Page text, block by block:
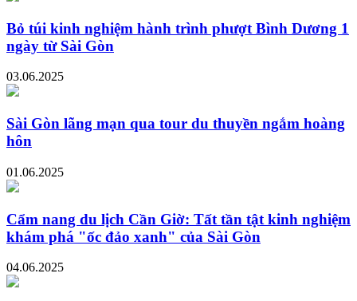
Bỏ túi kinh nghiệm hành trình phượt Bình Dương 1
ngày từ Sài Gòn
03.06.2025
Sài Gòn lãng mạn qua tour du thuyền ngắm hoàng
hôn
01.06.2025
Cẩm nang du lịch Cần Giờ: Tất tần tật kinh nghiệm
khám phá "ốc đảo xanh" của Sài Gòn
04.06.2025